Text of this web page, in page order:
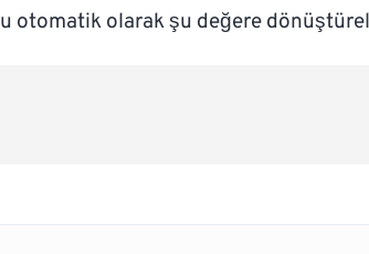
otomatik olarak şu değere